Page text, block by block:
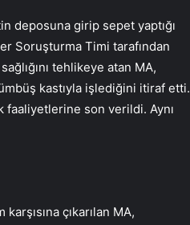
deposuna girip sepet yaptığı
Soruşturma Timi tarafından
tehlikeye atan MA,
kastıyla işlediğini itiraf etti.
son verildi. Aynı
çıkarılan MA,